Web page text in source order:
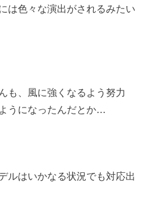
は色々な演出がされるみたい
も、風に強くなるよう努力
うになったんだとか…
ルはいかなる状況でも対応出